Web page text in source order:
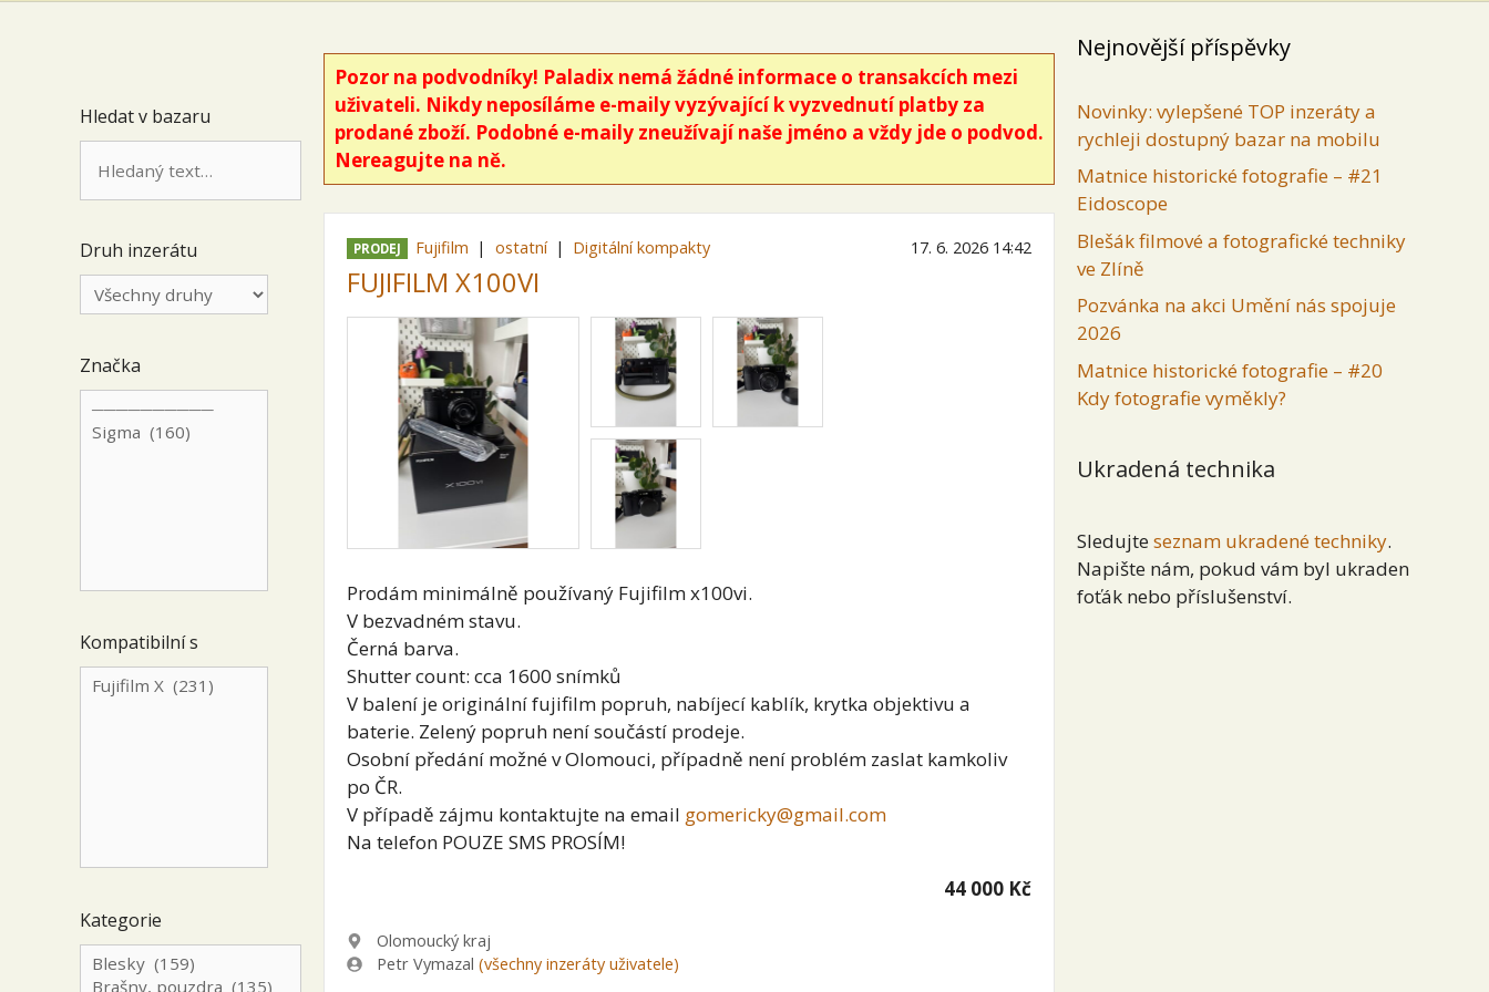
Pozor na podvodníky! Paladix nemá žádné informace o transakcích mezi
uživateli. Nikdy neposíláme e-maily vyzývající k vyzvednutí platby za
prodané zboží. Podobné e-maily zneužívají naše jméno a vždy jde o podvod.
Nereagujte na ně.
PRODEJ Fujifilm ostatní Digitální kompakty 17. 6. 2026 14:42
FUJIFILM X100VI
Prodám minimálně používaný Fujifilm x100vi.
V bezvadném stavu.
Černá barva.
Shutter count: cca 1600 snímků
V balení je originální fujifilm popruh, nabíjecí kablík, krytka objektivu a
baterie. Zelený popruh není součástí prodeje.
Osobní předání možné v Olomouci, případně není problém zaslat kamkoliv
po ČR.
V případě zájmu kontaktujte na email gomericky@gmail.com
Na telefon POUZE SMS PROSÍM!
44 000 Kč
Lokalita
Olomoucký kraj
Zadavatel
Petr Vymazal (všechny inzeráty uživatele)
Hledat v bazaru
Druh inzerátu
Značka
Kompatibilní s
Kategorie
Nejnovější příspěvky
Novinky: vylepšené TOP inzeráty a
rychleji dostupný bazar na mobilu
Matnice historické fotografie – #21
Eidoscope
Blešák filmové a fotografické techniky
ve Zlíně
Pozvánka na akci Umění nás spojuje
2026
Matnice historické fotografie – #20
Kdy fotografie vyměkly?
Ukradená technika
Sledujte seznam ukradené techniky.
Napište nám, pokud vám byl ukraden
foťák nebo příslušenství.